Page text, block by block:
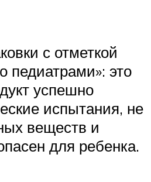
с отметкой
педиатрами»: это
успешно
испытания, не
веществ и
для ребенка.